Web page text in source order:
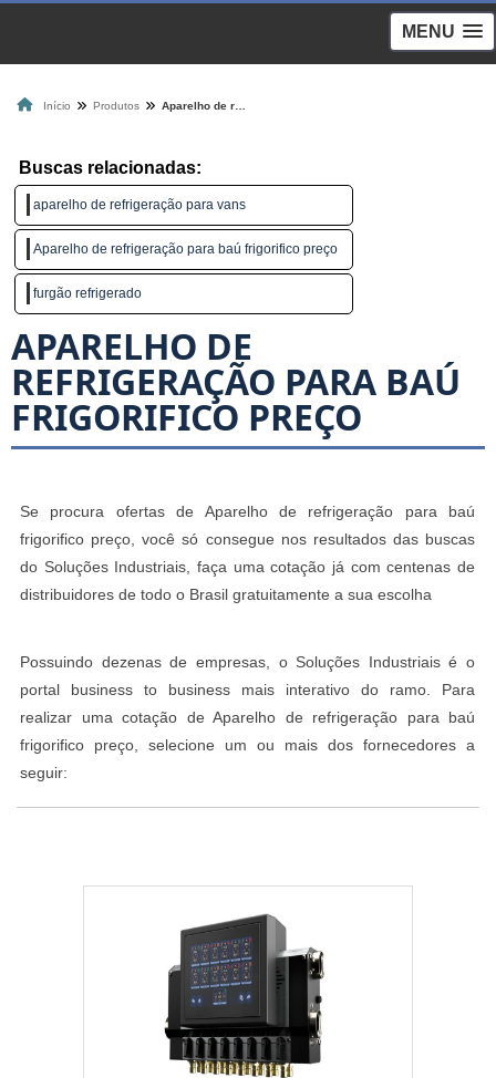
MENU
Início Produtos
Buscas relacionadas:
aparelho de refrigeração para vans
Aparelho de refrigeração para baú frigorifico preço
furgão refrigerado
APARELHO DE
REFRIGERAÇÃO PARA BAÚ
FRIGORIFICO PREÇO
Se procura ofertas de Aparelho de refrigeração para baú
frigorifico preço, você só consegue nos resultados das buscas
do Soluções Industriais, faça uma cotação já com centenas de
distribuidores de todo o Brasil gratuitamente a sua escolha
Possuindo dezenas de empresas, o Soluções Industriais é o
portal business to business mais interativo do ramo. Para
realizar uma cotação de Aparelho de refrigeração para baú
frigorifico preço, selecione um ou mais dos fornecedores a
seguir: